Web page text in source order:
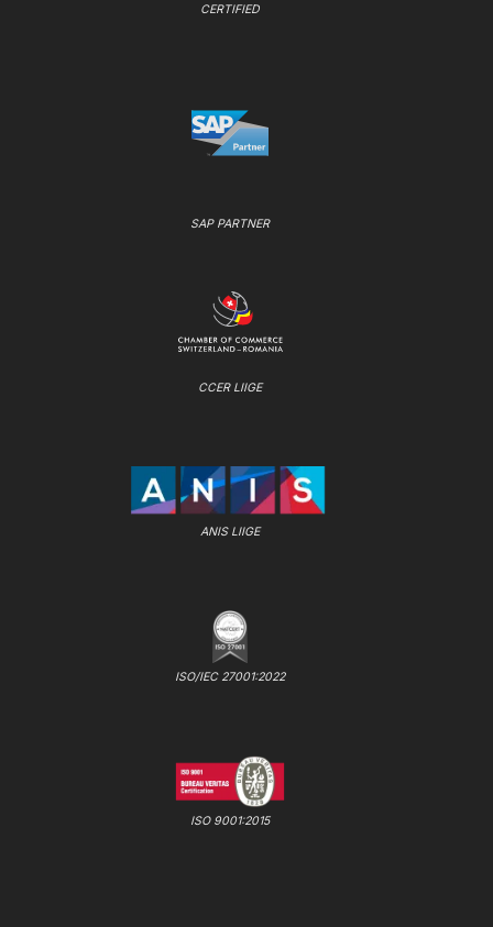
CERTIFIED
SAP PARTNER
CCER LIIGE
ANIS LIIGE
ISO/IEC 27001:2022
ISO 9001:2015